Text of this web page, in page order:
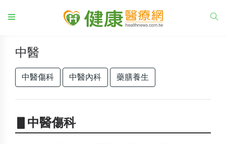
中醫
中醫傷科 中醫內科 藥膳養生
▋中醫傷科